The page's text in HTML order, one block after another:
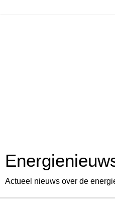
Actueel nieuws over de